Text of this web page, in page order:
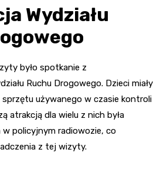
Wydziału
było spotkanie z
Ruchu Drogowego. Dzieci miały
używanego w czasie kontroli
atrakcją dla wielu z nich była
policyjnym radiowozie, co
z tej wizyty.